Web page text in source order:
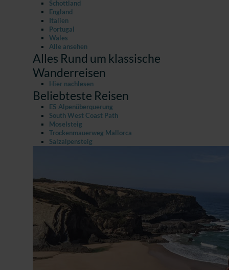
Schottland
England
Italien
Portugal
Wales
Alle ansehen
Alles Rund um klassische
Wanderreisen
Hier nachlesen
Beliebteste Reisen
E5 Alpenüberquerung
South West Coast Path
Moselsteig
Trockenmauerweg Mallorca
Salzalpensteig